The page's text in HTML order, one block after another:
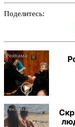
Поделитесь: